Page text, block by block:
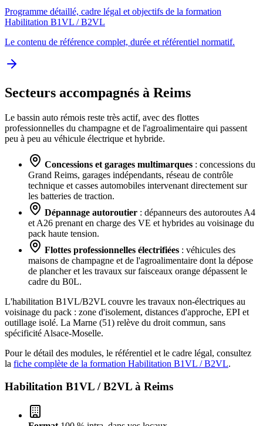
Programme détaillé, cadre légal et objectifs de la formation
Habilitation B1VL / B2VL
Le contenu de référence complet, durée et référentiel normatif.
Secteurs accompagnés à Reims
Le bassin auto rémois reste très actif, avec des flottes
professionnelles du champagne et de l'agroalimentaire qui passent
peu à peu au véhicule électrique et hybride.
Concessions et garages multimarques : concessions du
Grand Reims, garages indépendants, réseau de contrôle
technique et casses automobiles intervenant directement sur
les batteries de traction.
Dépannage autoroutier : dépanneurs des autoroutes A4
et A26 prenant en charge des VE et hybrides au voisinage du
pack haute tension.
Flottes professionnelles électrifiées : véhicules des
maisons de champagne et de l'agroalimentaire dont la dépose
de plancher et les travaux sur faisceaux orange dépassent le
cadre du B0L.
L'habilitation B1VL/B2VL couvre les travaux non-électriques au
voisinage du pack : zone d'isolement, distances d'approche, EPI et
outillage isolé. La Marne (51) relève du droit commun, sans
spécificité Alsace-Moselle.
Pour le détail des modules, le référentiel et le cadre légal, consultez
la fiche complète de la formation Habilitation B1VL / B2VL.
Habilitation B1VL / B2VL à Reims